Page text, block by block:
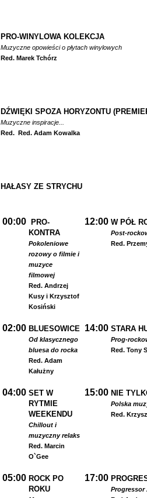
PRO-WINYLOWA KOLEKCJA
Muzyczne opowieści o płytach winylowych
Red. Marek Tchórz
DŹWIĘKI SPOZA HORYZONTU
Muzyczne inspiracje...
Red. Red. Adam Kowalka
HAŁASY ZE STRYCHU
00:00
PRO-
KONTRA
Pokoleniowe
rozowy o filmie i
muzyce
filmowej
Red. Andrzej
Kusy i Krzysztof
Kosiński
12:00 W PÓŁ
Post-
Red.
02:00 BLUESOWICE
Od klasycznego
bluesa do rocka
Red. Adam
Kałużny
14:00 STARA
Prog-
Red. Tony
04:00 SET W
RYTMIE
WEEKENDU
Chillout i
muzyczny relaks
Red. Marcin
O`Gee
15:00 NIE
Polska
Red.
05:00 ROCK PO
ROKU
17:00
Progressor